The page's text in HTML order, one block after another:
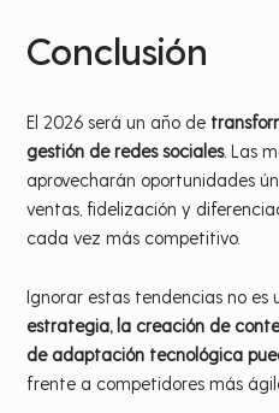
Conclusión
El 2026 será un año de
gestión de redes sociales. Las
aprovecharán oportunidades
ventas, fidelización y
cada vez más competitivo.
Ignorar estas tendencias no es
estrategia, la creación de
de adaptación tecnológica
frente a competidores más